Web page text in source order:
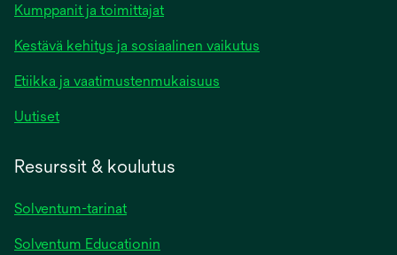
Kumppanit ja toimittajat
Kestävä kehitys ja sosiaalinen vaikutus
Etiikka ja vaatimustenmukaisuus
Uutiset
Resurssit & koulutus
Solventum-tarinat
Solventum Educationin